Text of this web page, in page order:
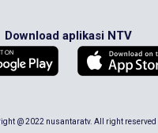
Download aplikasi NTV
@ 2022 nusantaratv. All right reserved